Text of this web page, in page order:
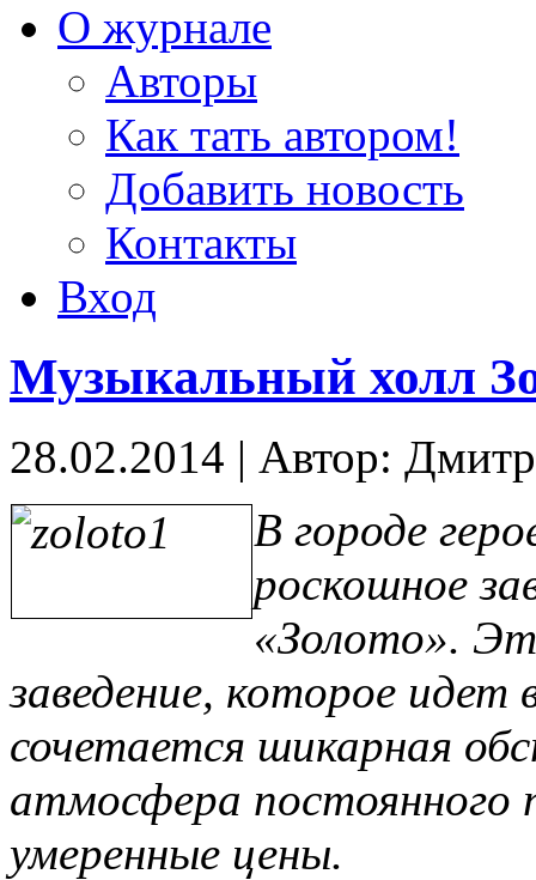
О журнале
Авторы
Как тать автором!
Добавить новость
Контакты
Вход
Музыкальный холл
28.02.2014 | Автор:
В городе
роскошное
«Золото».
заведение, которое идет
сочетается шикарная
атмосфера постоянного
умеренные цены.